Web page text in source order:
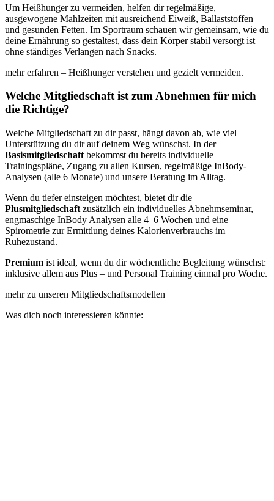
Um Heißhunger zu vermeiden, helfen dir regelmäßige,
ausgewogene Mahlzeiten mit ausreichend Eiweiß, Ballaststoffen
und gesunden Fetten. Im Sportraum schauen wir gemeinsam, wie du
deine Ernährung so gestaltest, dass dein Körper stabil versorgt ist –
ohne ständiges Verlangen nach Snacks.
mehr erfahren – Heißhunger verstehen und gezielt vermeiden.
Welche Mitgliedschaft ist zum Abnehmen für mich
die Richtige?
Welche Mitgliedschaft zu dir passt, hängt davon ab, wie viel
Unterstützung du dir auf deinem Weg wünschst. In der
Basismitgliedschaft bekommst du bereits individuelle
Trainingspläne, Zugang zu allen Kursen, regelmäßige InBody-
Analysen (alle 6 Monate) und unsere Beratung im Alltag.
Wenn du tiefer einsteigen möchtest, bietet dir die
Plusmitgliedschaft zusätzlich ein individuelles Abnehmseminar,
engmaschige InBody Analysen alle 4–6 Wochen und eine
Spirometrie zur Ermittlung deines Kalorienverbrauchs im
Ruhezustand.
Premium ist ideal, wenn du dir wöchentliche Begleitung wünschst:
inklusive allem aus Plus – und Personal Training einmal pro Woche.
mehr zu unseren Mitgliedschaftsmodellen
Was dich noch interessieren könnte: